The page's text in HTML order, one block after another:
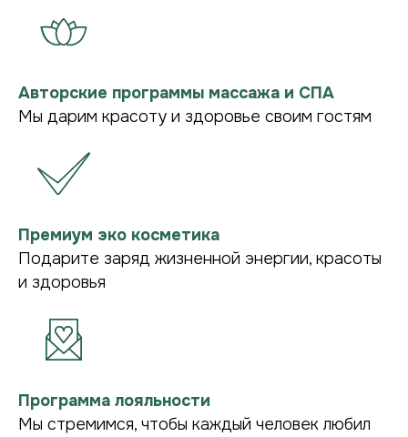
Авторские программы массажа и СПА
Мы дарим красоту и здоровье своим гостям
Премиум эко косметика
Подарите заряд жизненной энергии, красоты
и здоровья
Программа лояльности
Мы стремимся, чтобы каждый человек любил
ПОДРОБНЕЕ О НАС В TG